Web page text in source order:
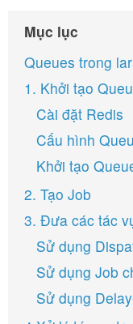
Mục lục
Queues trong
1. Khởi tạo
Cài đặt Redis
Cấu hình
Khởi tạo
2. Tạo Job
3. Đưa các tác
Sử dụng
Sử dụng Job
Sử dụng